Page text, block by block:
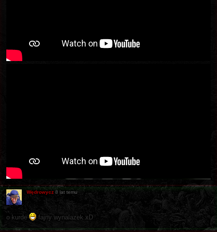
Wędrowycz 8 lat temu
o kurde fajny wynalazek xD